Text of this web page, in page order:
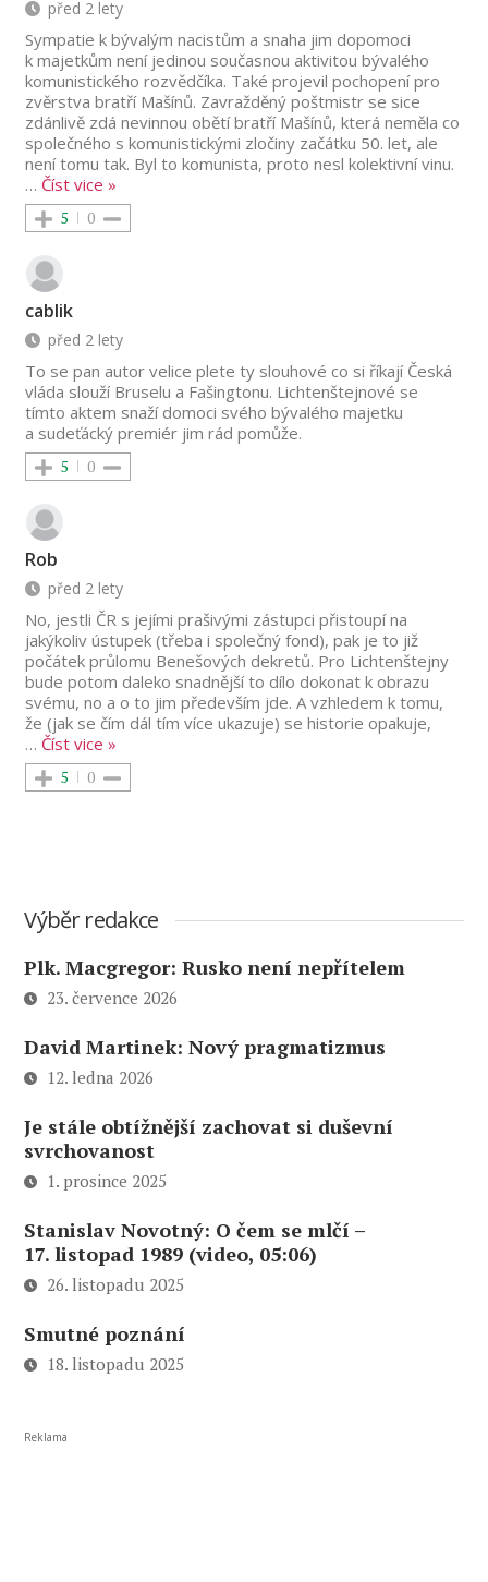
před 2 lety
Sympatie k bývalým nacistům a snaha jim dopomoci
k majetkům není jedinou současnou aktivitou bývalého
komunistického rozvědčíka. Také projevil pochopení pro
zvěrstva bratří Mašínů. Zavražděný poštmistr se sice
zdánlivě zdá nevinnou obětí bratří Mašínů, která neměla co
společného s komunistickými zločiny začátku 50. let, ale
není tomu tak. Byl to komunista, proto nesl kolektivní vinu.
… Číst vice »
5 0
cablik
před 2 lety
To se pan autor velice plete ty slouhové co si říkají Česká
vláda slouží Bruselu a Fašingtonu. Lichtenštejnové se
tímto aktem snaží domoci svého bývalého majetku
a sudeťácký premiér jim rád pomůže.
5 0
Rob
před 2 lety
No, jestli ČR s jejími prašivými zástupci přistoupí na
jakýkoliv ústupek (třeba i společný fond), pak je to již
počátek průlomu Benešových dekretů. Pro Lichtenštejny
bude potom daleko snadnější to dílo dokonat k obrazu
svému, no a o to jim především jde. A vzhledem k tomu,
že (jak se čím dál tím více ukazuje) se historie opakuje,
… Číst vice »
5 0
Výběr redakce
Plk. Macgregor: Rusko není nepřítelem
23. července 2026
David Martinek: Nový pragmatizmus
12. ledna 2026
Je stále obtížnější zachovat si duševní
svrchovanost
1. prosince 2025
Stanislav Novotný: O čem se mlčí –
17. listopad 1989 (video, 05:06)
26. listopadu 2025
Smutné poznání
18. listopadu 2025
Reklama